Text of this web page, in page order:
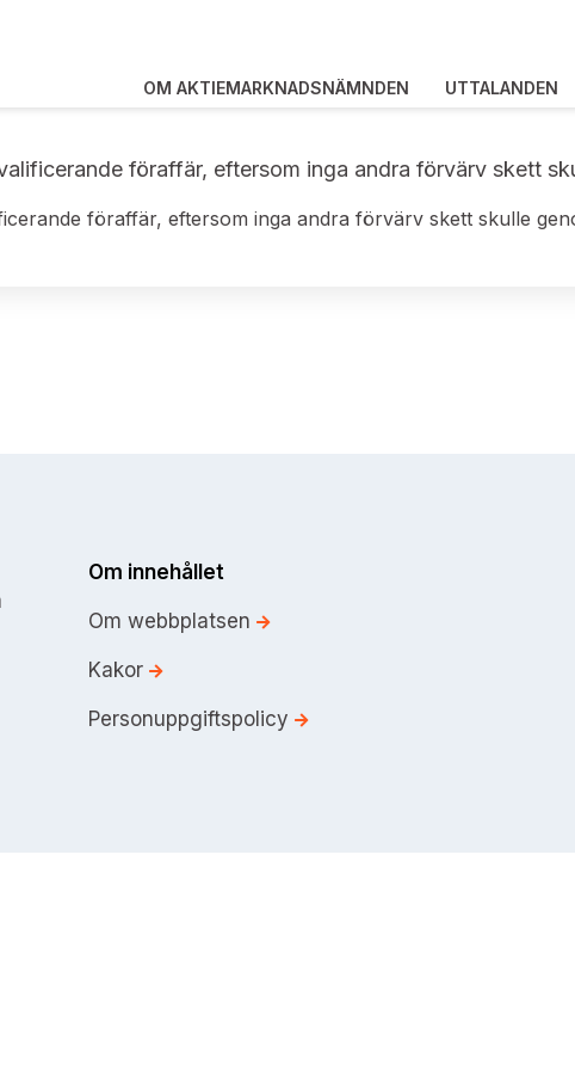
OM AKTIEMARKNADSNÄMNDEN UTTALANDEN
föraffär, eftersom inga andra förvärv skett
föraffär, eftersom inga andra förvärv skett skulle
Om innehållet
Om webbplatsen
Kakor
Personuppgiftspolicy